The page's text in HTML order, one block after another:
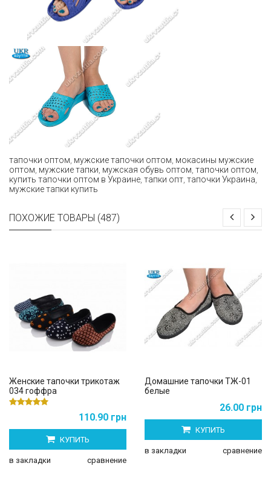
тапочки оптом мужские тапочки оптом мокасины мужские
оптом мужские тапки мужская обувь оптом тапочки оптом
купить тапочки оптом в Украине тапки опт тапочки Украина
мужские тапки купить
ПОХОЖИЕ ТОВАРЫ (487)
Женские тапочки трикотаж
034 гоффра
110.90 грн
КУПИТЬ
в закладки сравнение
Домашние тапочки ТЖ-01
белые
26.00 грн
КУПИТЬ
в закладки сравнение